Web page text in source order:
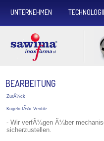
UNTERNEHMEN
BEARBEITUNG
ZurÃ¼ck
Kugeln fÃ¼r Ventile
- Wir verfÃ¼gen Ã¼ber
sicherzustellen.